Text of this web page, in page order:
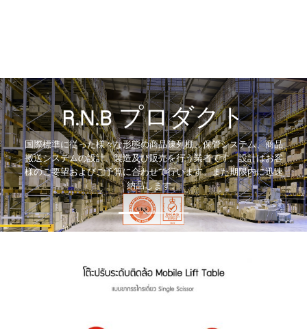
R.N.B プロダクト
国際標準に従った様々な形態の商品陳列棚、保管システム、商品
搬送システムの設計、製造及び販売を行う業者です。設計はお客
様のご要望およびご予算に合わせて行います。また期限内に迅速
納品します。